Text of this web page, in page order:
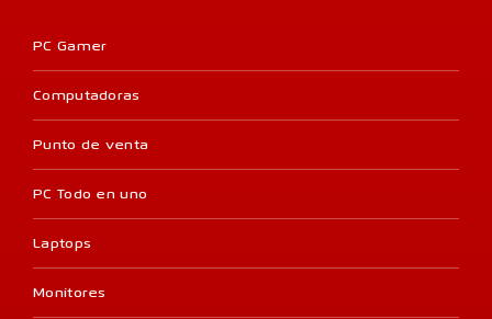
PC Gamer
Computadoras
Punto de venta
PC Todo en uno
Laptops
Monitores